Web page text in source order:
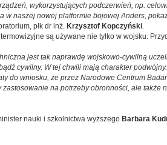
wykorzystujących podczerwień, np.
w naszej nowej platformie bojowej Anders,
płk dr inż. Krzysztof Kopczyński.
są używane nie tylko w wojsku.
jest tak naprawdę wojskowo-cywilną
cywilny. W tej chwili mają charakter
do wniosku, że przez Narodowe Centrum
zastosowanie na potrzeby obronności, ale także
nauki i szkolnictwa wyższego Barbara